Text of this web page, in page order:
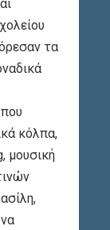
τα
κόλπα,
μουσική